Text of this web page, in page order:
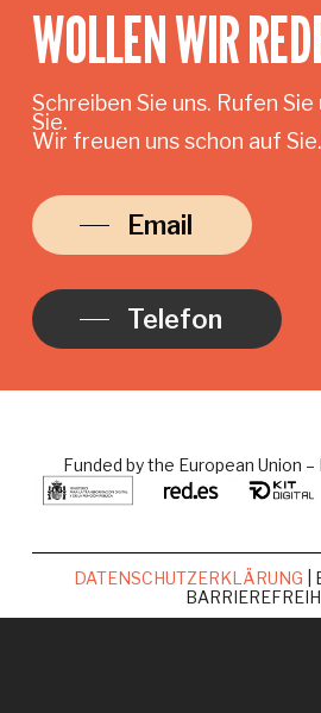
WOLLEN WIR
Schreiben Sie uns. Rufen Sie
Sie.
Wir freuen uns schon auf Sie.
Email
Telefon
Funded by the European Union
DATENSCHUTZERKLÄRUNG |